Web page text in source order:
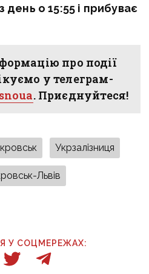
о 15:55 і прибуває
про події
у телеграм-
. Приєднуйтеся!
Укрзалізниця
Львів
У СОЦМЕРЕЖАХ: